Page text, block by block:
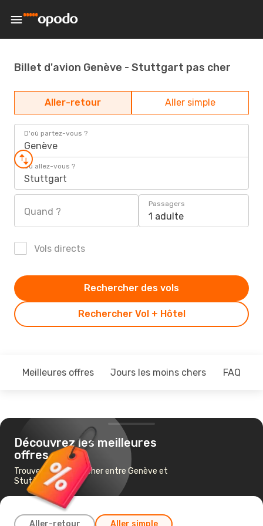
Billet d'avion Genève - Stuttgart pas cher
Aller-retour Aller simple
D'où partez-vous ?
Genève
Où allez-vous ?
Stuttgart
Quand ?
Passagers
1 adulte
Vols directs
Rechercher Vol + Hôtel
Rechercher des vols
Meilleures offres Jours les moins chers FAQ
Découvrez les meilleures
offres
Trouvez un vol pas cher entre Genève et
Stuttgart
Aller-retour Aller simple